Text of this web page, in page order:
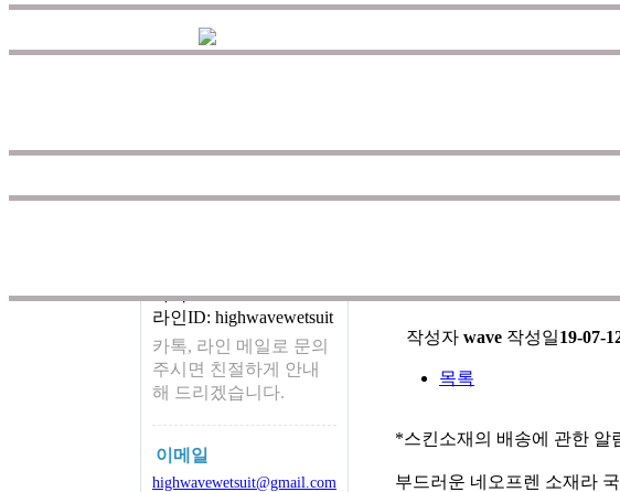
즐거움을 대화하는 것에 목표를 두고 있습
을 추구하고 있으며 고객으로부터의불만,
카톡ID: wetsuit4067
라인ID: highwavewetsuit
카톡, 라인 메일로 문의
주시면 친절하게 안내
해 드리겠습니다.
이메일
highwavewetsuit@gmail.com
작성자 wave 작성일19-07-
목록
*스킨소재의 배송에 관한 알
부드러운 네오프렌 소재라